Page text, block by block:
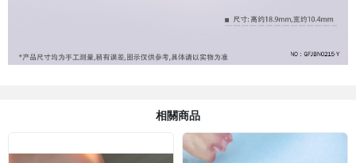
相關商品